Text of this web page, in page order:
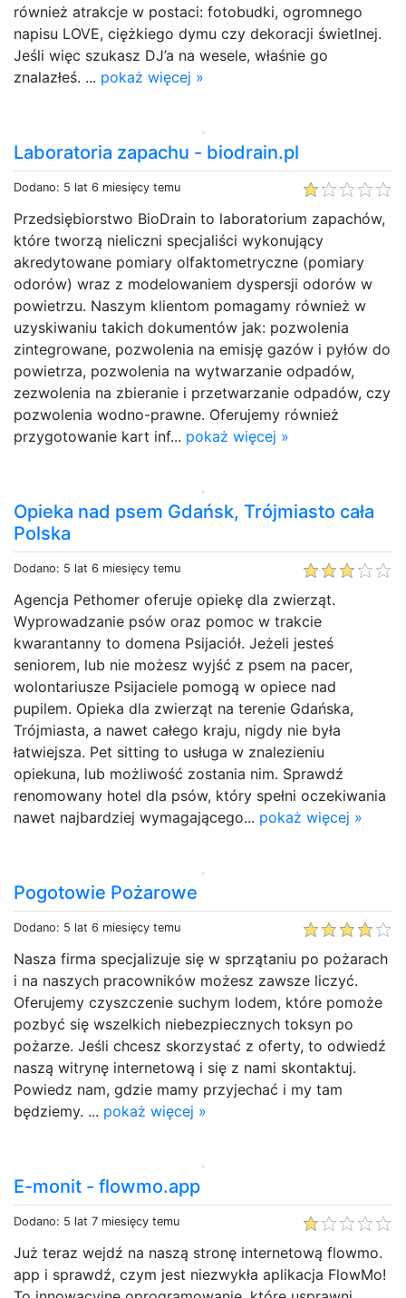
również atrakcje w postaci: fotobudki, ogromnego
napisu LOVE, ciężkiego dymu czy dekoracji świetlnej.
Jeśli więc szukasz DJ’a na wesele, właśnie go
znalazłeś. ... pokaż więcej »
Laboratoria zapachu - biodrain.pl
Dodano: 5 lat 6 miesięcy temu
Przedsiębiorstwo BioDrain to laboratorium zapachów,
które tworzą nieliczni specjaliści wykonujący
akredytowane pomiary olfaktometryczne (pomiary
odorów) wraz z modelowaniem dyspersji odorów w
powietrzu. Naszym klientom pomagamy również w
uzyskiwaniu takich dokumentów jak: pozwolenia
zintegrowane, pozwolenia na emisję gazów i pyłów do
powietrza, pozwolenia na wytwarzanie odpadów,
zezwolenia na zbieranie i przetwarzanie odpadów, czy
pozwolenia wodno-prawne. Oferujemy również
przygotowanie kart inf... pokaż więcej »
Opieka nad psem Gdańsk, Trójmiasto cała
Polska
Dodano: 5 lat 6 miesięcy temu
Agencja Pethomer oferuje opiekę dla zwierząt.
Wyprowadzanie psów oraz pomoc w trakcie
kwarantanny to domena Psijaciół. Jeżeli jesteś
seniorem, lub nie możesz wyjść z psem na pacer,
wolontariusze Psijaciele pomogą w opiece nad
pupilem. Opieka dla zwierząt na terenie Gdańska,
Trójmiasta, a nawet całego kraju, nigdy nie była
łatwiejsza. Pet sitting to usługa w znalezieniu
opiekuna, lub możliwość zostania nim. Sprawdź
renomowany hotel dla psów, który spełni oczekiwania
nawet najbardziej wymagającego... pokaż więcej »
Pogotowie Pożarowe
Dodano: 5 lat 6 miesięcy temu
Nasza firma specjalizuje się w sprzątaniu po pożarach
i na naszych pracowników możesz zawsze liczyć.
Oferujemy czyszczenie suchym lodem, które pomoże
pozbyć się wszelkich niebezpiecznych toksyn po
pożarze. Jeśli chcesz skorzystać z oferty, to odwiedź
naszą witrynę internetową i się z nami skontaktuj.
Powiedz nam, gdzie mamy przyjechać i my tam
będziemy. ... pokaż więcej »
E-monit - flowmo.app
Dodano: 5 lat 7 miesięcy temu
Już teraz wejdź na naszą stronę internetową flowmo.
app i sprawdź, czym jest niezwykła aplikacja FlowMo!